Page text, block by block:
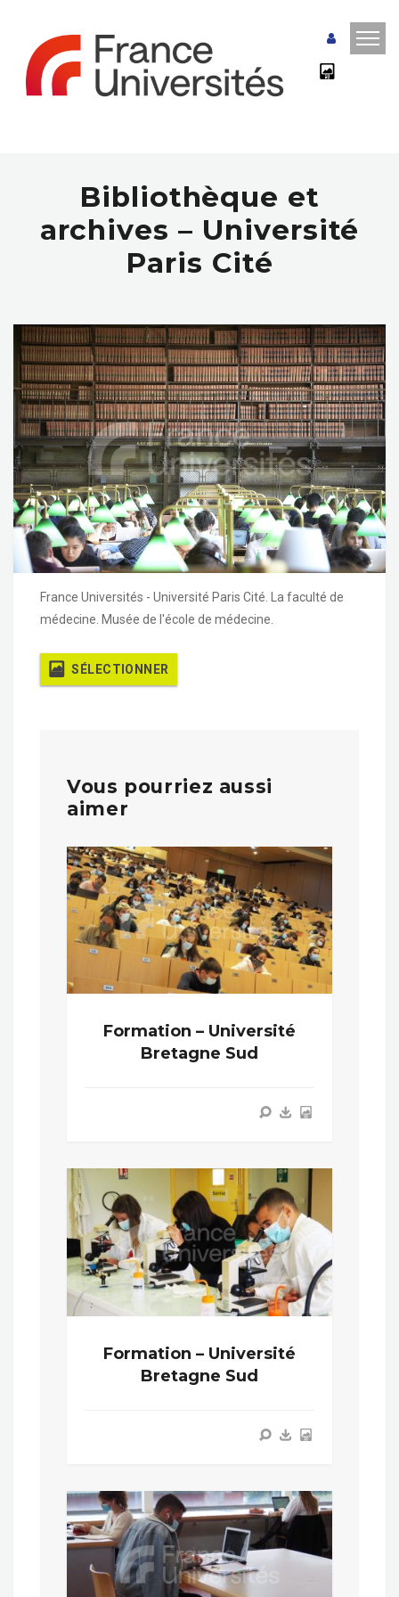
Bibliothèque et
archives – Université
Paris Cité
France Universités - Université Paris Cité. La faculté de
médecine. Musée de l'école de médecine.
SÉLECTIONNER
Vous pourriez aussi
aimer
Formation – Université
Bretagne Sud
Formation – Université
Bretagne Sud